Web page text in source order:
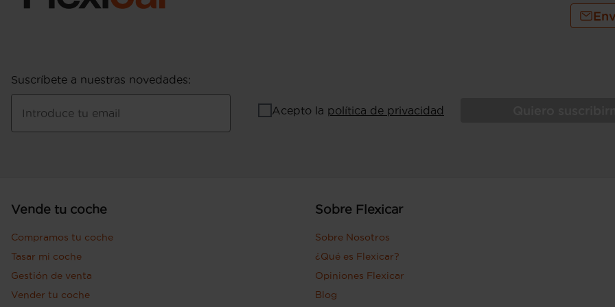
Suscríbete a nuestras novedades:
Introduce tu email Acepto la política de privacidad
Vende tu coche
Compramos tu coche
Tasar mi coche
Gestión de venta
Vender tu coche
Sobre Flexicar
Sobre Nosotros
¿Qué es Flexicar?
Opiniones Flexicar
Blog